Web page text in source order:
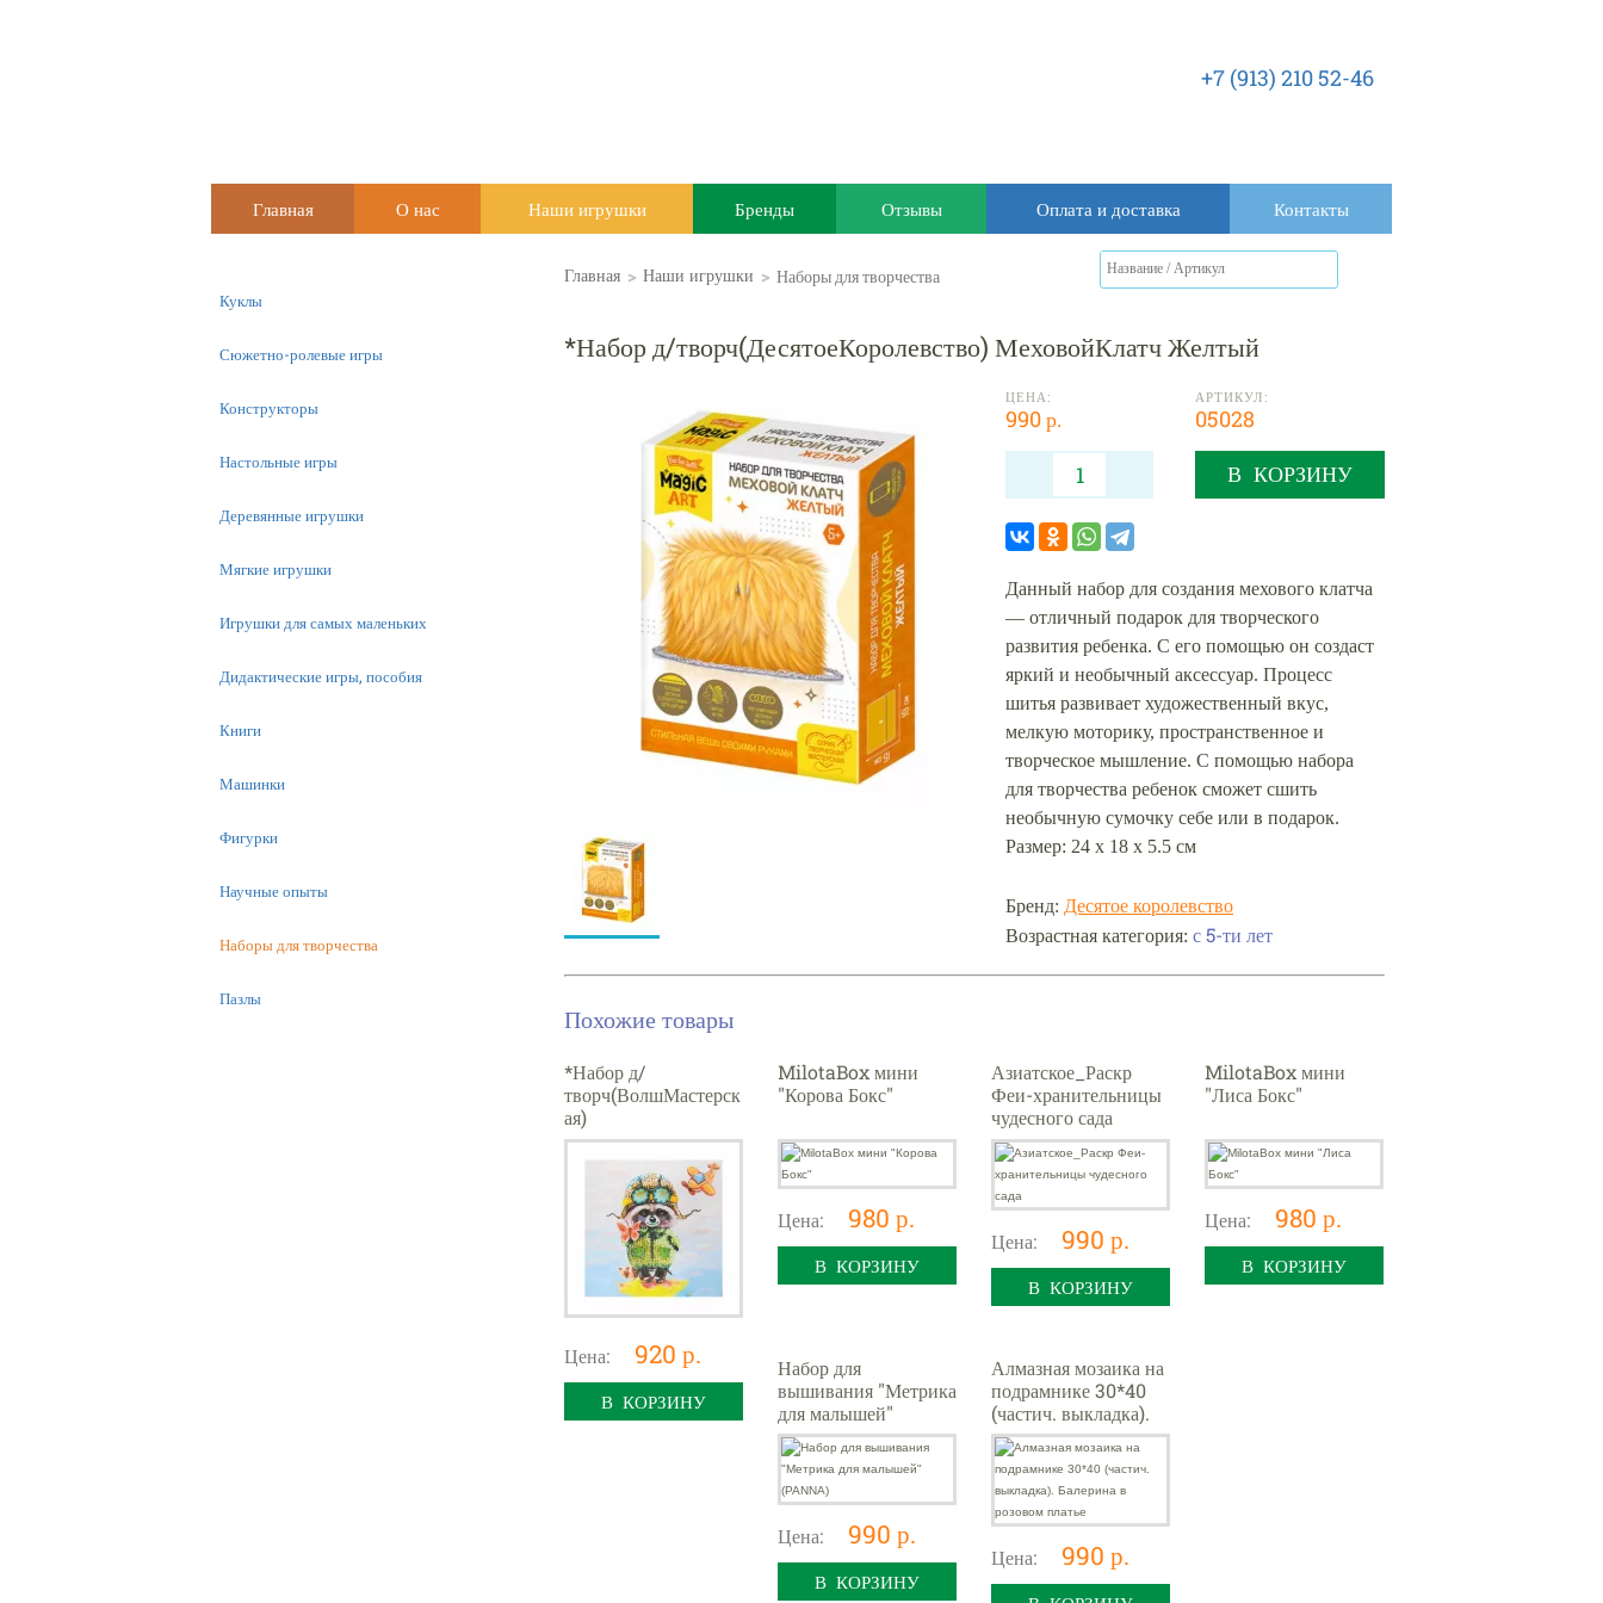
+7 (913) 210 52-46
Главная О нас Наши игрушки Бренды Отзывы Оплата и доставка Контакты
Главная > Наши игрушки > Наборы для творчества
*Набор д/творч(ДесятоеКоролевство) МеховойКлатч Желтый
ЦЕНА:
990 р.
АРТИКУЛ:
05028
В КОРЗИНУ
Данный набор для создания мехового клатча
— отличный подарок для творческого
развития ребенка. С его помощью он создаст
яркий и необычный аксессуар. Процесс
шитья развивает художественный вкус,
мелкую моторику, пространственное и
творческое мышление. С помощью набора
для творчества ребенок сможет сшить
необычную сумочку себе или в подарок.
Размер: 24 х 18 х 5.5 см
Бренд: Десятое королевство
Возрастная категория: с 5-ти лет
Похожие товары
*Набор д/
творч(ВолшМастерск
ая)
МозаикаИзПайетокН
аХолсте Енот [холст
со схемой на
подрамнике,пайетки,
Цена: 920 р.
В КОРЗИНУ
MilotaBox мини
"Корова Бокс"
Цена: 980 р.
В КОРЗИНУ
Азиатское_Раскр
Феи-хранительницы
чудесного сада
Цена: 990 р.
В КОРЗИНУ
MilotaBox мини
"Лиса Бокс"
Цена: 980 р.
В КОРЗИНУ
Набор для
вышивания "Метрика
для малышей"
(PANNA)
Цена: 990 р.
В КОРЗИНУ
Алмазная мозаика на
подрамнике 30*40
(частич. выкладка).
Балерина в розовом
платье
Цена: 990 р.
Куклы
Сюжетно-ролевые игры
Конструкторы
Настольные игры
Деревянные игрушки
Мягкие игрушки
Игрушки для самых маленьких
Дидактические игры, пособия
Книги
Машинки
Фигурки
Научные опыты
Наборы для творчества
Пазлы